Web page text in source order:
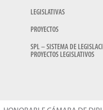
LEGISLATIVAS
PROYECTOS
SPL – SISTEMA DE
PROYECTOS LEGISLATIVOS